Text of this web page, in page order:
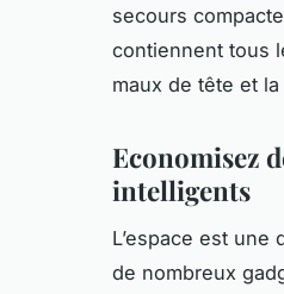
secours
contiennent tous
maux de tête et
Economisez
intelligents
L’espace est
de nombreux